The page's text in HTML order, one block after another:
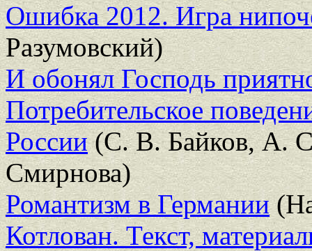
Ошибка 2012. Игра
Разумовский)
И обонял Господь
Потребительское
России(С. В. Байков, А.
Смирнова)
Романтизм в Германии
Котлован. Текст,